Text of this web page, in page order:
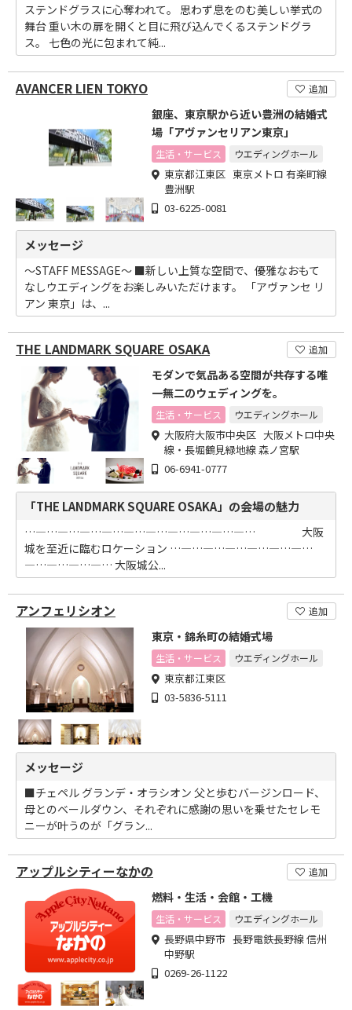
ステンドグラスに心奪われて。 思わず息をのむ美しい挙式の
舞台 重い木の扉を開くと目に飛び込んでくるステンドグラ
ス。 七色の光に包まれて純...
AVANCER LIEN TOKYO 追加
銀座、東京駅から近い豊洲の結婚式
場「アヴァンセリアン東京」
生活・サービス ウエディングホール
東京都江東区 東京メトロ 有楽町線
豊洲駅
03-6225-0081
メッセージ
～STAFF MESSAGE～ ■新しい上質な空間で、優雅なおもて
なしウエディングをお楽しみいただけます。 「アヴァンセ リ
アン 東京」は、...
THE LANDMARK SQUARE OSAKA 追加
モダンで気品ある空間が共存する唯
一無二のウェディングを。
生活・サービス ウエディングホール
大阪府大阪市中央区 大阪メトロ中央
線・長堀鶴見緑地線 森ノ宮駅
06-6941-0777
「THE LANDMARK SQUARE OSAKA」の会場の魅力
…―…―…―…―…―…―…―…―…―…―… 大阪
城を至近に臨むロケーション …―…―…―…―…―…―…
―…―…―…―… 大阪城公...
アンフェリシオン 追加
東京・錦糸町の結婚式場
生活・サービス ウエディングホール
東京都江東区
03-5836-5111
メッセージ
■チェペル グランデ・オラシオン 父と歩むバージンロード、
母とのベールダウン、それぞれに感謝の思いを乗せたセレモ
ニーが叶うのが「グラン...
アップルシティーなかの 追加
燃料・生活・会館・工機
生活・サービス ウエディングホール
長野県中野市 長野電鉄長野線 信州
中野駅
0269-26-1122